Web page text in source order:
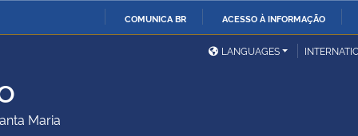
COMUNICA BR ACESSO À INFORMAÇÃO
Ministério da Defesa
Ministério das Relações
ExterioresLANGUAGES
Maria